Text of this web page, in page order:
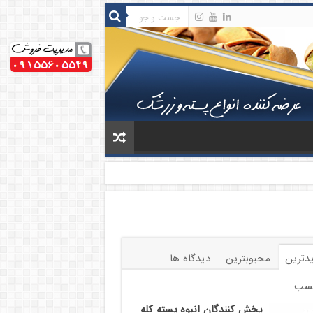
محبوبترین
دیدگاه ها
پخش کنندگان انبوه پسته کله